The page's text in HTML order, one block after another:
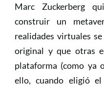
Marc Zuckerberg
construir un
realidades virtuales
original y que otras
plataforma (como ya
ello, cuando eligió